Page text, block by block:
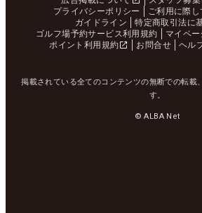
プライバシーポリシー
ご利用に際し
ガイドライン
特定商取引法に
ゴルフ場予約サービス利用規約
マイペ
ポイント利用規約
お問合せ ヘル
掲載されている全てのコンテンツの無断での転載
す。
© ALBA Net